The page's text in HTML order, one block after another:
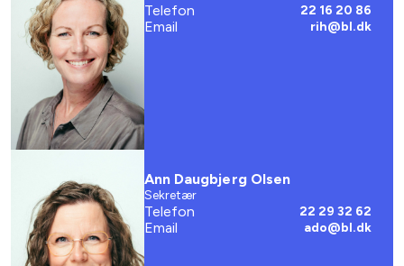
Telefon 22 16 20 86
Email rih@bl.dk
Ann Daugbjerg Olsen
Sekretær
Telefon 22 29 32 62
Email ado@bl.dk